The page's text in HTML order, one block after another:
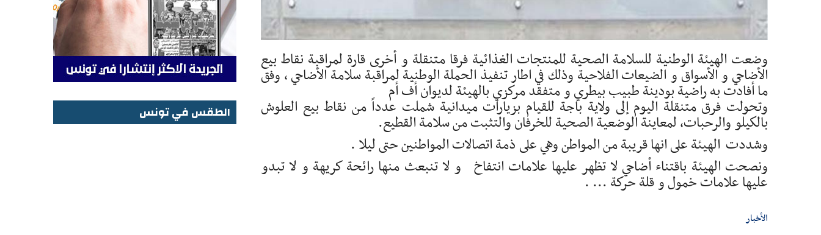
وضعت الهيئة الوطنية للسلامة الصحية للمنتجات الغذائية فرقا متنقلة و أخرى قارة لمراقبة نقاط بيع
الأضاحي و الأسواق و الضيعات الفلاحية وذلك في اطار تنفيذ الحملة الوطنية لمراقبة سلامة الأضاحي ، وفق
ما أفادت به راضية بودينة طبيب بيطري و متفقد مركزي بالهيئة لديوان أف أم
وتحولت فرق متنقلة اليوم إلى ولاية باجة للقيام بزيارات ميدانية شملت عدداً من نقاط بيع العلوش
بالكيلو والرحبات، لمعاينة الوضعية الصحية للخرفان والتثبت من سلامة القطيع.
وشددت الهيئة على انها قريبة من المواطن وهي على ذمة اتصالات المواطنين حتى ليلا .
ونصحت الهيئة باقتناء أضاحي لا تظهر عليها علامات انتفاخ و لا تنبعث منها رائحة كريهة و لا تبدو
عليها علامات خمول و قلة حركة ... .
الأخبار
الطقس في تونس